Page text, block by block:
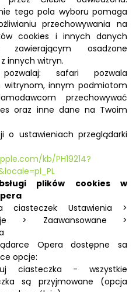
tego pola wyboru pomaga
przechowywania na
cookies i innych danych
zawierającym osadzone
innych witryn.
safari pozwala
witrynom, innym podmiotom
przechowywać
oraz inne dane na Twoim
o ustawieniach przeglądarki
kb/PH19214?
plików cookies w
ciasteczek Ustawienia >
> Zaawansowane >
Opera dostępne sa
opcje:
ciasteczka - wszystkie
są przyjmowane (opcja